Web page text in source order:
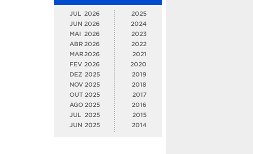
JUL 2026
JUN 2026
MAI
2026
ABR 2026
MAR 2026
FEV 2026
DEZ 2025
NOV 2025
OUT 2025
AGO 2025
JUL
2025
JUN 2025
2025
2024
2023
2022
2021
2020
2019
2018
2017
2016
2015
2014